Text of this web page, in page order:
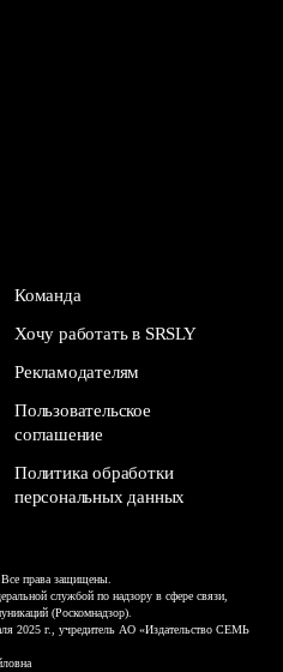
Команда
Хочу работать в SRSLY
Рекламодателям
Пользовательское
соглашение
Политика обработки
персональных данных
права защищены.
службой по надзору в сфере связи,
(Роскомнадзор).
2025 г., учредитель АО «Издательство СЕМЬ